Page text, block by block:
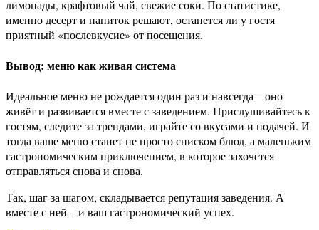
лимонады, крафтовый чай, свежие соки. По статистике,
именно десерт и напиток решают, останется ли у гостя
приятный «послевкусие» от посещения.
Вывод: меню как живая система
Идеальное меню не рождается один раз и навсегда – оно
живёт и развивается вместе с заведением. Прислушивайтесь к
гостям, следите за трендами, играйте со вкусами и подачей. И
тогда ваше меню станет не просто списком блюд, а маленьким
гастрономическим приключением, в которое захочется
отправляться снова и снова.
Так, шаг за шагом, складывается репутация заведения. А
вместе с ней – и ваш гастрономический успех.